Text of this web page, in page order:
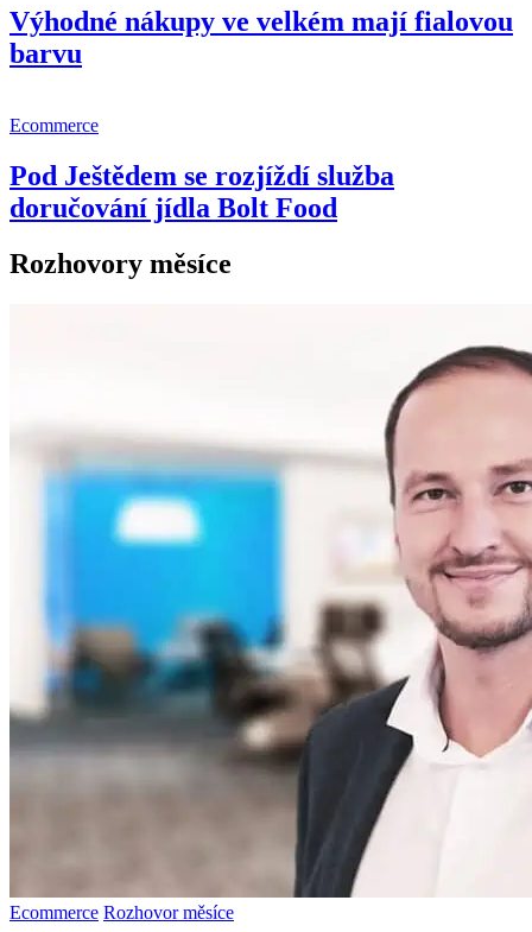
Výhodné nákupy ve velkém mají fialovou
barvu
Ecommerce
Pod Ještědem se rozjíždí služba
doručování jídla Bolt Food
Rozhovory měsíce
Ecommerce Rozhovor měsíce